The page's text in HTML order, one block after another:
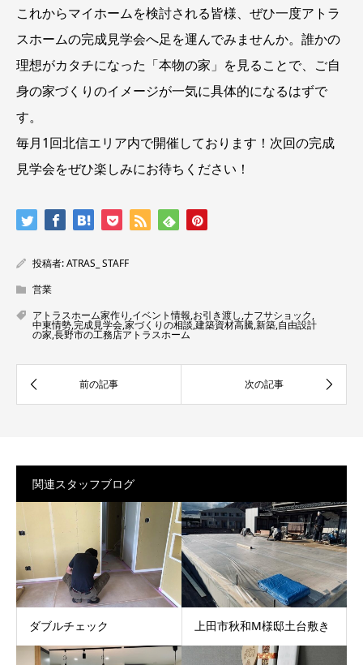
これからマイホームを検討される皆様、ぜひ一度アトラ
スホームの完成見学会へ足を運んでみませんか。誰かの
理想がカタチになった「本物の家」を見ることで、ご自
身の家づくりのイメージが一気に具体的になるはずで
す。
毎月1回北信エリア内で開催しております！次回の完成
見学会をぜひ楽しみにお待ちください！
投稿者:ATRAS_ STAFF
営業
アトラスホーム家作り ,イベント情報,お引き渡し,ナフサショック,
中東情勢,完成見学会,家づくりの相談,建築資材高騰,新築,自由設計
の家,長野市の工務店アトラスホーム
関連スタッフブログ
ダブルチェック 上田市秋和M様邸土台敷き